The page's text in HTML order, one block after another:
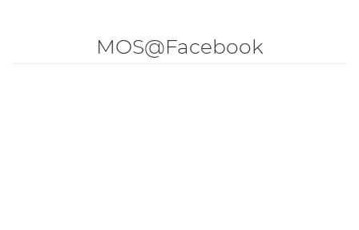
MOS@Facebook